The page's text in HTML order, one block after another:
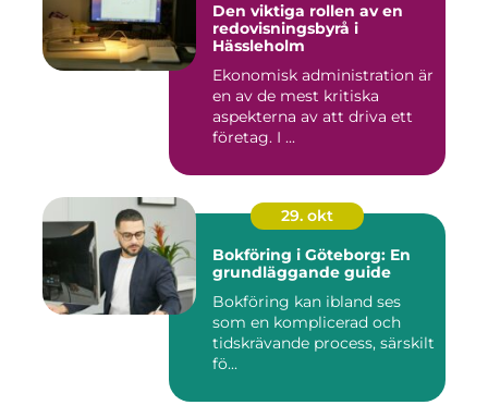
Den viktiga rollen av en
redovisningsbyrå i
Hässleholm
Ekonomisk administration är
en av de mest kritiska
aspekterna av att driva ett
företag. I ...
29. okt
Bokföring i Göteborg: En
grundläggande guide
Bokföring kan ibland ses
som en komplicerad och
tidskrävande process, särskilt
fö...